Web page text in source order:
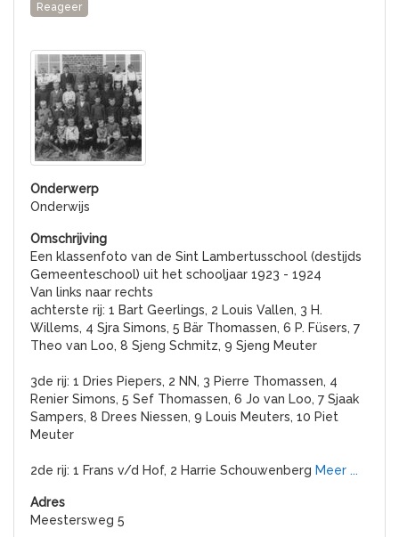
Reageer
Onderwijs
Een klassenfoto van de Sint Lambertusschool (destijds
Gemeenteschool) uit het schooljaar 1923 - 1924
Van links naar rechts
achterste rij: 1 Bart Geerlings, 2 Louis Vallen, 3 H.
Willems, 4 Sjra Simons, 5 Bär Thomassen, 6 P. Füsers, 7
Theo van Loo, 8 Sjeng Schmitz, 9 Sjeng Meuter
3de rij: 1 Dries Piepers, 2 NN, 3 Pierre Thomassen, 4
Renier Simons, 5 Sef Thomassen, 6 Jo van Loo, 7 Sjaak
Sampers, 8 Drees Niessen, 9 Louis Meuters, 10 Piet
Meuter
2de rij: 1 Frans v/d Hof, 2 Harrie Schouwenberg Meer ...
Meestersweg 5